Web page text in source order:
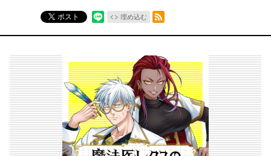
ポスト 埋め込む
RSSフィード